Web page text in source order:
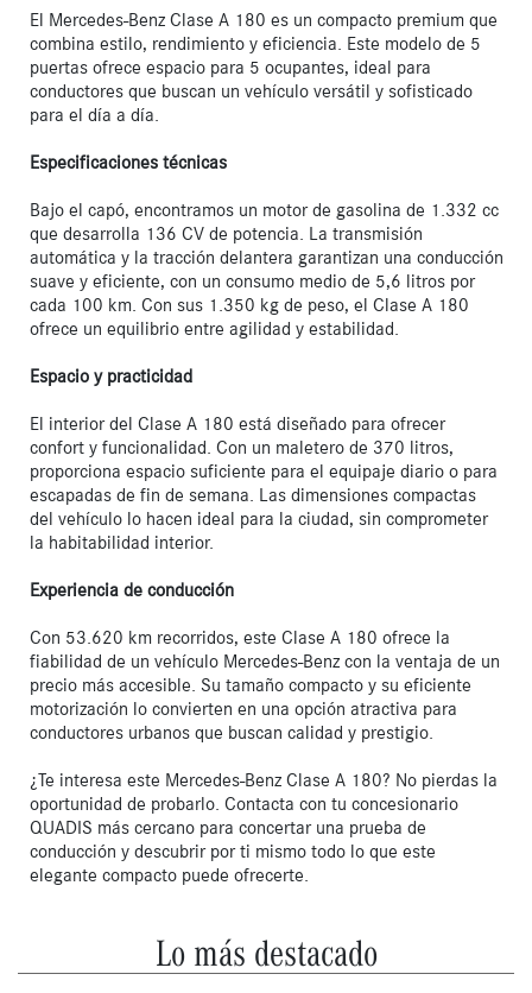
El Mercedes-Benz Clase A 180 es un compacto premium que
combina estilo, rendimiento y eficiencia. Este modelo de 5
puertas ofrece espacio para 5 ocupantes, ideal para
conductores que buscan un vehículo versátil y sofisticado
para el día a día.
Especificaciones técnicas
Bajo el capó, encontramos un motor de gasolina de 1.332 cc
que desarrolla 136 CV de potencia. La transmisión
automática y la tracción delantera garantizan una conducción
suave y eficiente, con un consumo medio de 5,6 litros por
cada 100 km. Con sus 1.350 kg de peso, el Clase A 180
ofrece un equilibrio entre agilidad y estabilidad.
Espacio y practicidad
El interior del Clase A 180 está diseñado para ofrecer
confort y funcionalidad. Con un maletero de 370 litros,
proporciona espacio suficiente para el equipaje diario o para
escapadas de fin de semana. Las dimensiones compactas
del vehículo lo hacen ideal para la ciudad, sin comprometer
la habitabilidad interior.
Experiencia de conducción
Con 53.620 km recorridos, este Clase A 180 ofrece la
fiabilidad de un vehículo Mercedes-Benz con la ventaja de un
precio más accesible. Su tamaño compacto y su eficiente
motorización lo convierten en una opción atractiva para
conductores urbanos que buscan calidad y prestigio.
¿Te interesa este Mercedes-Benz Clase A 180? No pierdas la
oportunidad de probarlo. Contacta con tu concesionario
QUADIS más cercano para concertar una prueba de
conducción y descubrir por ti mismo todo lo que este
elegante compacto puede ofrecerte.
Lo más destacado